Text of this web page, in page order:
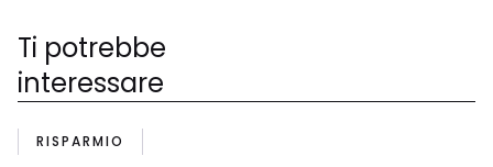
Ti potrebbe
interessare
RISPARMIO